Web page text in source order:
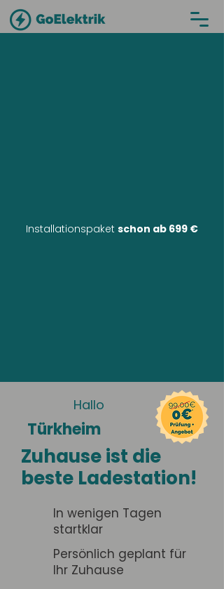
Installationspaket schon ab 699 €
Hallo
Türkheim
Zuhause ist die
beste Ladestation!
In wenigen Tagen
startklar
Persönlich geplant für
Ihr Zuhause